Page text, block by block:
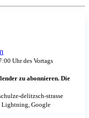
Uhr des Vortags
zu abonnieren. Die
delitzsch-strasse
Lightning, Google